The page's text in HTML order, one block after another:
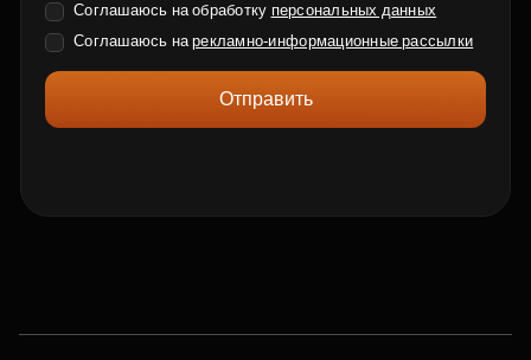
Соглашаюсь на обработку персональных данных
Соглашаюсь нарекламно-информационные рассылки
Отправить